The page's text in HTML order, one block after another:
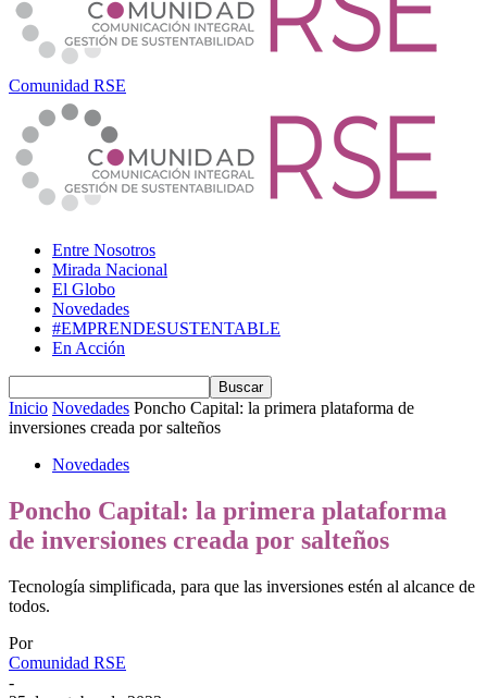
Comunidad RSE
Entre Nosotros
Mirada Nacional
El Globo
Novedades
#EMPRENDESUSTENTABLE
En Acción
Inicio Novedades Poncho Capital: la primera plataforma de
inversiones creada por salteños
Novedades
Poncho Capital: la primera plataforma
de inversiones creada por salteños
Tecnología simplificada, para que las inversiones estén al alcance de
todos.
Por
Comunidad RSE
-